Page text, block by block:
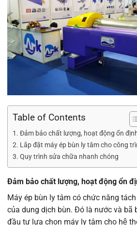
Table of Contents
Đảm bảo chất lượng, hoạt động ổn
Lắp đặt máy ép bùn ly tâm cho công
Quy trình sửa chữa nhanh chóng
Đảm bảo chất lượng, hoạt động ổn
Máy ép bùn ly tâm có chức năng
của dung dịch bùn. Đó là nước và bã
đầu tư lựa chọn máy ly tâm cho hệ